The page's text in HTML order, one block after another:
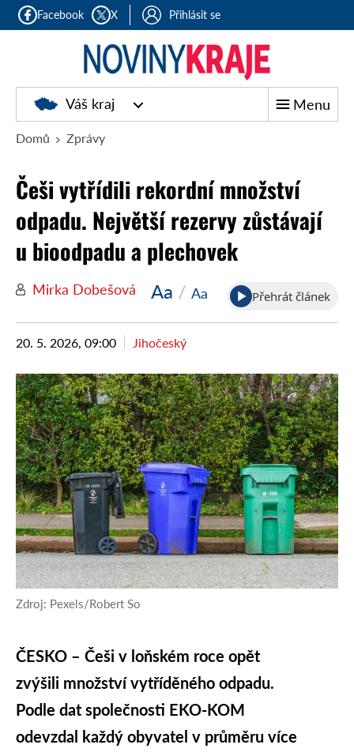
Facebook X Přihlásit se
Noviny
kraje
Váš kraj Menu
Domů Zprávy
Češi vytřídili rekordní množství
odpadu. Největší rezervy zůstávají
u bioodpadu a plechovek
Mirka Dobešová Aa / Aa Přehrát článek
20. 5. 2026, 09:00 Jihočeský
Zdroj: Pexels/Robert So
ČESKO – Češi v loňském roce opět
zvýšili množství vytříděného odpadu.
Podle dat společnosti EKO-KOM
odevzdal každý obyvatel v průměru více